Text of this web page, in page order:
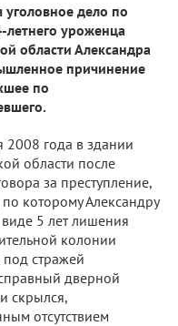
уголовное дело по
уроженца
области Александра
причинение
по
2008 года в здании
области после
за преступление,
которому Александру
5 лет лишения
колонии
стражей
дверной
скрылся,
отсутствием